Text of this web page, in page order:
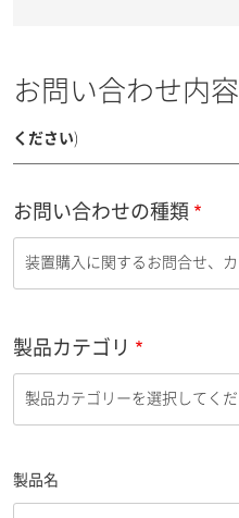
お問い合わせ内容
ください)
お問い合わせの種類
製品カテゴリ
製品名